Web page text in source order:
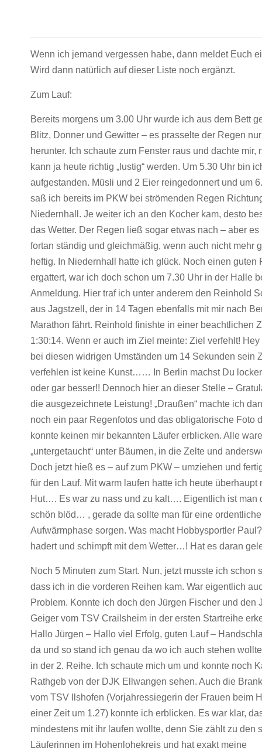
Wenn ich jemand vergessen habe, dann meldet Euch
Wird dann natürlich auf dieser Liste noch ergänzt.
Zum Lauf:
Bereits morgens um 3.00 Uhr wurde ich aus dem Bett
Blitz, Donner und Gewitter – es prasselte der Regen
herunter. Ich schaute zum Fenster raus und dachte mir,
kann ja heute richtig „lustig“ werden. Um 5.30 Uhr bin
aufgestanden. Müsli und 2 Eier reingedonnert und um
saß ich bereits im PKW bei strömenden Regen
Niedernhall. Je weiter ich an den Kocher kam, desto
das Wetter. Der Regen ließ sogar etwas nach – aber es
fortan ständig und gleichmäßig, wenn auch nicht mehr
heftig. In Niedernhall hatte ich glück. Noch einen guten
ergattert, war ich doch schon um 7.30 Uhr in der Halle
Anmeldung. Hier traf ich unter anderem den Reinhold
aus Jagstzell, der in 14 Tagen ebenfalls mit mir nach
Marathon fährt. Reinhold finishte in einer beachtlichen
1:30:14. Wenn er auch im Ziel meinte: Ziel verfehlt!
bei diesen widrigen Umständen um 14 Sekunden sein
verfehlen ist keine Kunst…… In Berlin machst Du
oder gar besser!! Dennoch hier an dieser Stelle –
die ausgezeichnete Leistung! „Draußen“ machte ich
noch ein paar Regenfotos und das obligatorische Foto
konnte keinen mir bekannten Läufer erblicken. Alle
„untergetaucht“ unter Bäumen, in die Zelte und
Doch jetzt hieß es – auf zum PKW – umziehen und
für den Lauf. Mit warm laufen hatte ich heute überhaupt
Hut…. Es war zu nass und zu kalt…. Eigentlich ist man
schön blöd… , gerade da sollte man für eine ordentliche
Aufwärmphase sorgen. Was macht Hobbysportler
hadert und schimpft mit dem Wetter…! Hat es daran
Noch 5 Minuten zum Start. Nun, jetzt musste ich schon
dass ich in die vorderen Reihen kam. War eigentlich
Problem. Konnte ich doch den Jürgen Fischer und den
Geiger vom TSV Crailsheim in der ersten Startreihe
Hallo Jürgen – Hallo viel Erfolg, guten Lauf –
da und so stand ich genau da wo ich auch stehen
in der 2. Reihe. Ich schaute mich um und konnte noch
Rathgeb von der DJK Ellwangen sehen. Auch die
vom TSV Ilshofen (Vorjahressiegerin der Frauen beim
einer Zeit um 1.27) konnte ich erblicken. Es war klar,
mindestens mit ihr laufen wollte, denn Sie zählt zu den
Läuferinnen im Hohenlohekreis und hat exakt meine